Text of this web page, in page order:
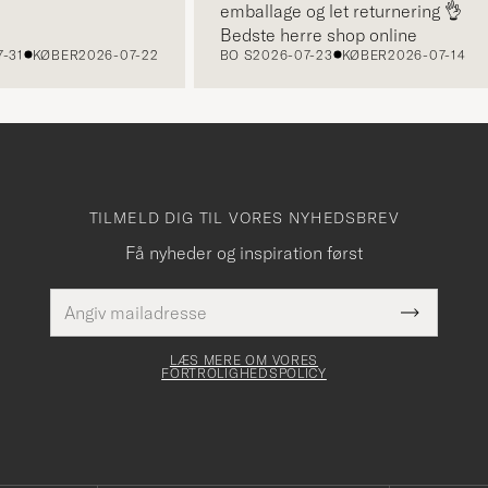
KØBER2026-07-22
emballage og let returnering 👌
Bedste herre shop online
BO S2026-07-23 KØBER2026-07-14
TILMELD DIG TIL VORES NYHEDSBREV
Få nyheder og inspiration først
mailadresse
Dette
felt skal
Submit
Newsletter
LÆS MERE OM VORES
FORTROLIGHEDSPOLICY